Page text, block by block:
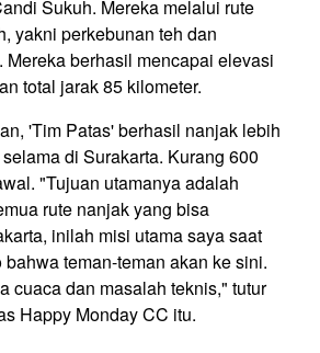
Sukuh. Mereka melalui rute
yakni perkebunan teh dan
Mereka berhasil mencapai elevasi
total jarak 85 kilometer.
'Tim Patas' berhasil nanjak lebih
di Surakarta. Kurang 600
"Tujuan utamanya adalah
rute nanjak yang bisa
inilah misi utama saya saat
teman-teman akan ke sini.
cuaca dan masalah teknis," tutur
Happy Monday CC itu.